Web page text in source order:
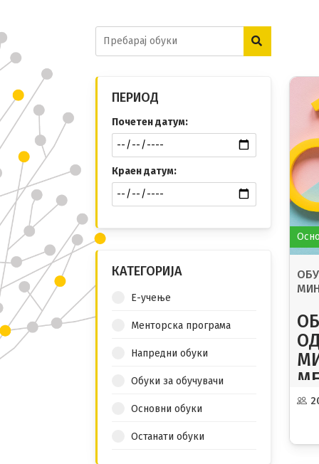
ПЕРИОД
Почетен датум:
Краен датум:
КАТЕГОРИЈА
Е-учење
Менторска програма
Напредни обуки
Обуки за обучувачи
Основни обуки
Останати обуки
ЗА